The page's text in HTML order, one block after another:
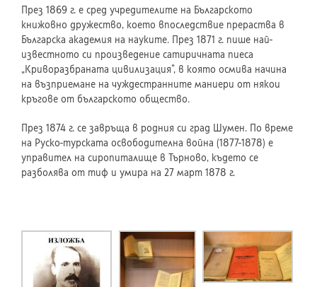
През 1869 г. е сред учредителите на Българското
книжовно дружество, което впоследствие прераства в
Българска академия на науките. През 1871 г. пише най-
известното си произведение сатиричната пиеса
„Криворазбраната цивилизация“, в която осмива начина
на възприемане на чуждестранните маниери от някои
кръгове от българското общество.
През 1874 г. се завръща в родния си град Шумен. По време
на Руско-турската освободителна война (1877-1878) е
управител на сиропиталище в Търново, където се
разболява от тиф и умира на 27 март 1878 г.